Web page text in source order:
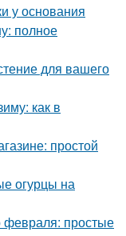
у основания
полное
для вашего
как в
простой
огурцы на
февраля: простые